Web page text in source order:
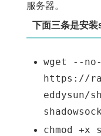
服务器。
下面三条是安装
wget --
https://
eddysun/
chmod +x